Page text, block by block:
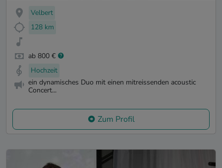
Velbert
128 km
ab 800 €
Hochzeit
ein dynamisches Duo mit einen mitreissenden acoustic
Concert...
Zum Profil